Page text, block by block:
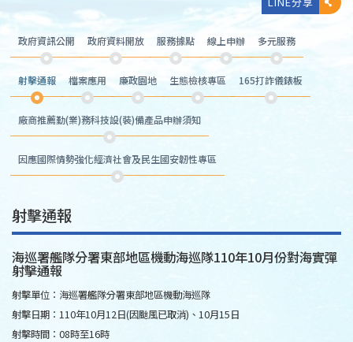
政府資訊公開 政府資料開放 服務據點 線上申辦 多元服務
射擊通報 檔案應用 廉政園地 生態檢核專區 165打詐儀錶板
廠商推薦勤(業)務科技設(裝)備產品申辦須知
因應國際情勢強化經濟社會及民生國安韌性專區
射擊通報
海巡署艦隊分署東部地區機動海巡隊110年10月份對海實彈
射擊通報
射擊單位：海巡署艦隊分署東部地區機動海巡隊
射擊日期：110年10月12日(因颱風已取消)、10月15日
射擊時間：08時至16時